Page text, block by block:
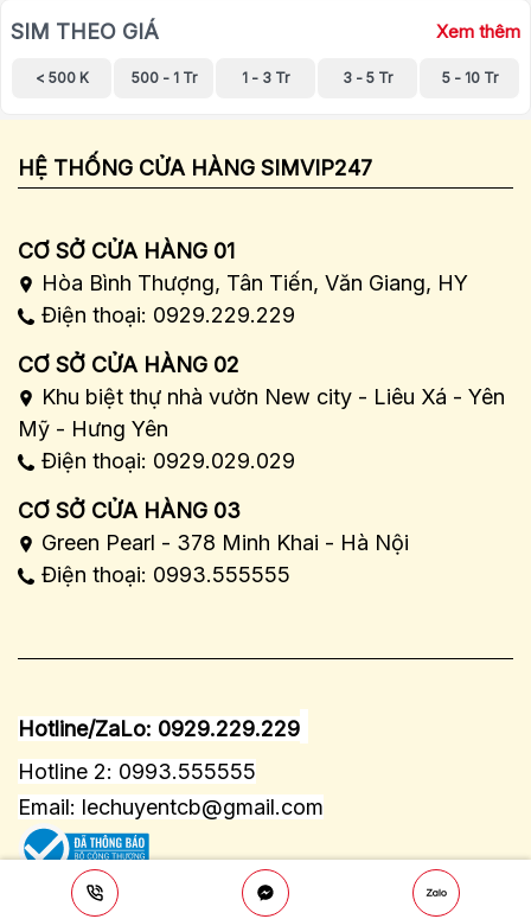
SIM THEO GIÁ Xem thêm
< 500 K 500 - 1 Tr 1 - 3 Tr 3 - 5 Tr 5 - 10 Tr
HỆ THỐNG CỬA HÀNG SIMVIP247
CƠ SỞ CỬA HÀNG 01
Hòa Bình Thượng, Tân Tiến, Văn Giang, HY
Điện thoại: 0929.229.229
CƠ SỞ CỬA HÀNG 02
Khu biệt thự nhà vườn New city - Liêu Xá - Yên
Mỹ - Hưng Yên
Điện thoại: 0929.029.029
CƠ SỞ CỬA HÀNG 03
Green Pearl - 378 Minh Khai - Hà Nội
Điện thoại: 0993.555555
Hotline/ZaLo: 0929.229.229
Hotline 2: 0993.555555
Email: lechuyentcb@gmail.com